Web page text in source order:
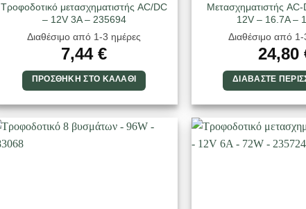
Τροφοδοτικό μετασχηματιστής AC/DC
– 12V 3A – 235694
Διαθέσιμο από 1-3 ημέρες
7,44 €
ΠΡΟΣΘΉΚΗ ΣΤΟ ΚΑΛΆΘΙ
Μετασχηματιστής
12V – 16.7A –
Διαθέσιμο από 1-
24,80
ΔΙΑΒΆΣΤΕ